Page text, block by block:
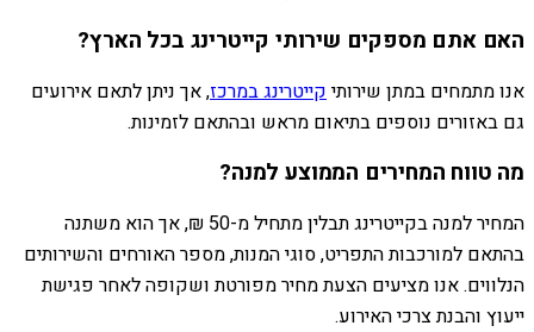
האם אתם מספקים שירותי קייטרינג בכל הארץ?
אנו מתמחים במתן שירותי קייטרינג במרכז, אך ניתן לתאם אירועים
גם באזורים נוספים בתיאום מראש ובהתאם לזמינות.
מה טווח המחירים הממוצע למנה?
המחיר למנה בקייטרינג תבלין מתחיל מ-50 ₪, אך הוא משתנה
בהתאם למורכבות התפריט, סוגי המנות, מספר האורחים והשירותים
הנלווים. אנו מציעים הצעת מחיר מפורטת ושקופה לאחר פגישת
ייעוץ והבנת צרכי האירוע.